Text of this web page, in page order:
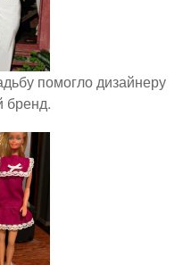
помогло дизайнеру
бренд.